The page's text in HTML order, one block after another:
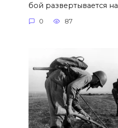
бой развертывается на
0 87